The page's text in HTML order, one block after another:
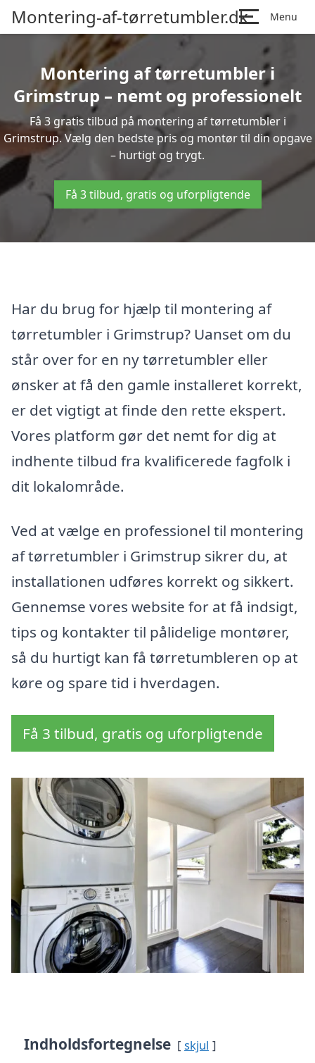
Montering-af-tørretumbler.dk Menu
Montering af tørretumbler i
Grimstrup – nemt og professionelt
Få 3 gratis tilbud på montering af tørretumbler i
Grimstrup. Vælg den bedste pris og montør til din opgave
– hurtigt og trygt.
Få 3 tilbud, gratis og uforpligtende
Har du brug for hjælp til montering af
tørretumbler i Grimstrup? Uanset om du
står over for en ny tørretumbler eller
ønsker at få den gamle installeret korrekt,
er det vigtigt at finde den rette ekspert.
Vores platform gør det nemt for dig at
indhente tilbud fra kvalificerede fagfolk i
dit lokalområde.
Ved at vælge en professionel til montering
af tørretumbler i Grimstrup sikrer du, at
installationen udføres korrekt og sikkert.
Gennemse vores website for at få indsigt,
tips og kontakter til pålidelige montører,
så du hurtigt kan få tørretumbleren op at
køre og spare tid i hverdagen.
Få 3 tilbud, gratis og uforpligtende
Indholdsfortegnelse skjul